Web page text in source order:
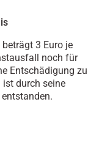
3 Euro je
noch für
Entschädigung zu
ist durch seine